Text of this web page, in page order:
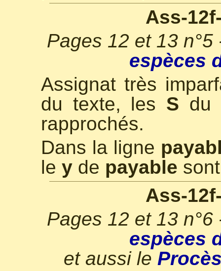
Ass-
Pages 12 et 13
espèces
Assignat très
du texte, les S
rapprochés.
Dans la ligne
le y de payable
Ass-
Pages 12 et 13
espèces
et aussi le